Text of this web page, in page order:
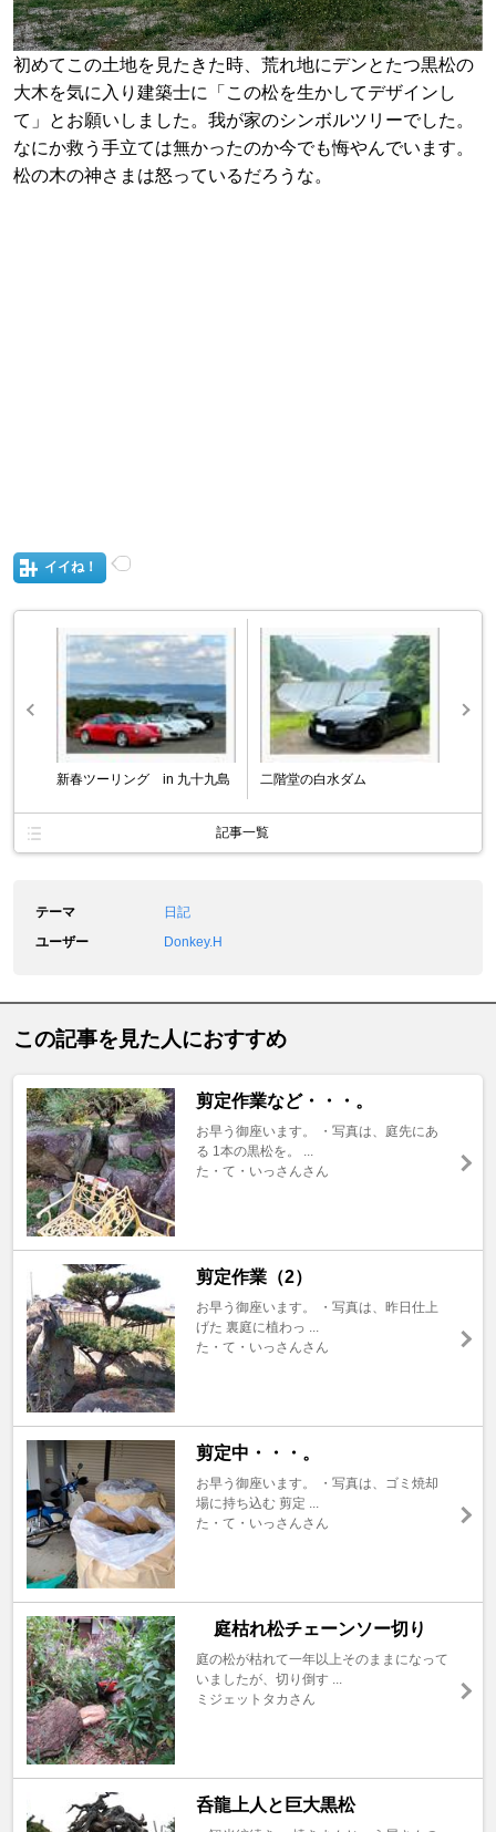
初めてこの土地を見たきた時、荒れ地にデンとたつ黒松の
大木を気に入り建築士に「この松を生かしてデザインし
て」とお願いしました。我が家のシンボルツリーでした。
なにか救う手立ては無かったのか今でも悔やんでいます。
松の木の神さまは怒っているだろうな。
イイね！
新春ツーリング in 九十九島 二階堂の白水ダム
記事一覧
テーマ
日記
ユーザー
Donkey.H
この記事を見た人におすすめ
剪定作業など・・・。
お早う御座います。 ・写真は、庭先にあ
る 1本の黒松を。 ...
た・て・いっさんさん
剪定作業（2）
お早う御座います。 ・写真は、昨日仕上
げた 裏庭に植わっ ...
た・て・いっさんさん
剪定中・・・。
お早う御座います。 ・写真は、ゴミ焼却
場に持ち込む 剪定 ...
た・て・いっさんさん
庭枯れ松チェーンソー切り
庭の松が枯れて一年以上そのままになって
いましたが、切り倒す ...
ミジェットタカさん
呑龍上人と巨大黒松